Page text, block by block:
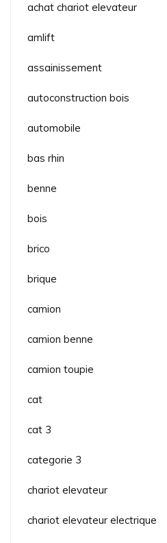
achat chariot elevateur
amlift
assainissement
autoconstruction bois
automobile
bas rhin
benne
bois
brico
brique
camion
camion benne
camion toupie
cat
cat 3
categorie 3
chariot elevateur
chariot elevateur electrique